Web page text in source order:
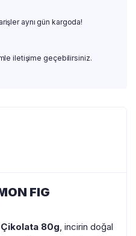
aynı gün kargoda!
iletişime geçebilirsiniz.
FIG
80g , incirin doğal